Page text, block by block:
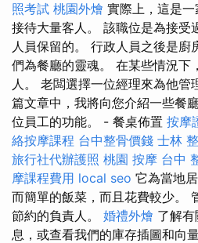
照考試 桃園外燴 實際上，這是
接待大量客人。 該職位是為接受
人員保留的。 行政人員之後是廚
們為餐廳的靈魂。 在某些情況下
人。 老闆選擇一位經理來為他管
篇文章中，我將向您介紹一些餐
位員工的功能。 - 餐桌佈置 按摩
絡按摩課程 台中整骨價錢 士林
旅行社代辦護照 桃園 按摩 台中
摩課程費用 local seo 它為當地
而簡單的飯菜，而且花費較少。
節約的負責人。 婚禮外燴 了解
息，或查看我們的庫存插圖和向